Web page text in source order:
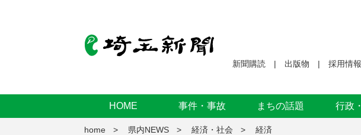
新聞購読 出版物 採用情報
HOME 事件・事故 まちの話題 行政
home 県内NEWS 経済・社会 経済